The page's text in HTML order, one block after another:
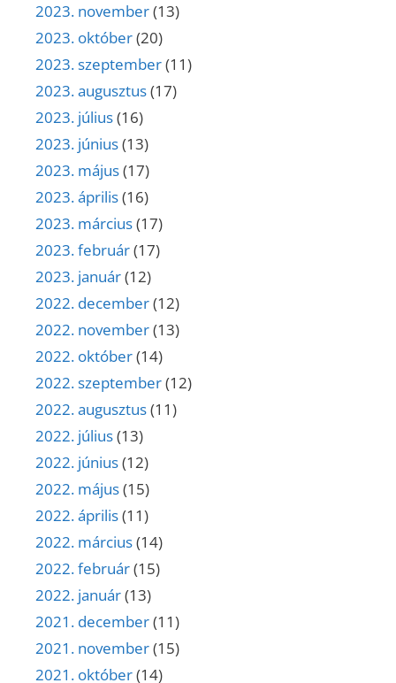
2023. november(13)
2023. október(20)
2023. szeptember(11)
2023. augusztus(17)
2023. július(16)
2023. június(13)
2023. május(17)
2023. április(16)
2023. március(17)
2023. február(17)
2023. január(12)
2022. december(12)
2022. november(13)
2022. október(14)
2022. szeptember(12)
2022. augusztus(11)
2022. július(13)
2022. június(12)
2022. május(15)
2022. április(11)
2022. március(14)
2022. február(15)
2022. január(13)
2021. december(11)
2021. november(15)
2021. október(14)